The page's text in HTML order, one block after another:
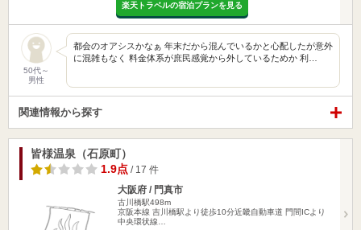
楽天トラベルの宿泊プランを見る
50代～
男性
都会のオアシスかなぁ 年末だから混んでいるかと心配したが意外
に混雑もなく 料金体系が庶民感覚から外しているためか 利…
関連情報から探す
皆様温泉（石原町）
1.9点 / 17 件
大阪府 / 門真市
古川橋駅498m
京阪本線 吉川橋駅より徒歩10分近畿自動車道 門間ICより
中央環状線…